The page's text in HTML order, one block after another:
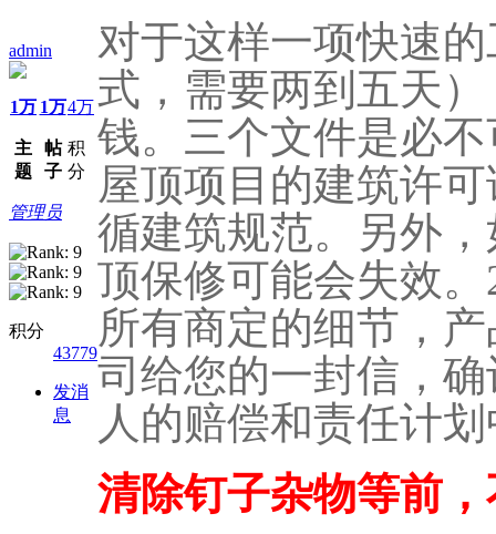
admin
1万
主
题
1万
帖
子
4万
积
分
管理员
积分
43779
发消
息
对于这样一项快速
式，需要两到五天
钱。三个文件是必
屋顶项目的建筑许
循建筑规范。另外
顶保修可能会失效
所有商定的细节，
司给您的一封信，
人的赔偿和责任计
清除钉子杂物等前